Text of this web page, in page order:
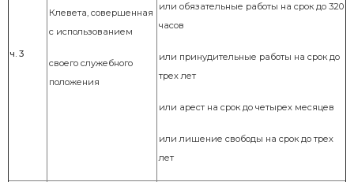
ч. 3
Клевета, совершенная
с использованием
своего служебного
положения
или обязательные работы на срок до 320
часов
или принудительные работы на срок до
трех лет
или арест на срок до четырех месяцев
или лишение свободы на срок до трех
лет